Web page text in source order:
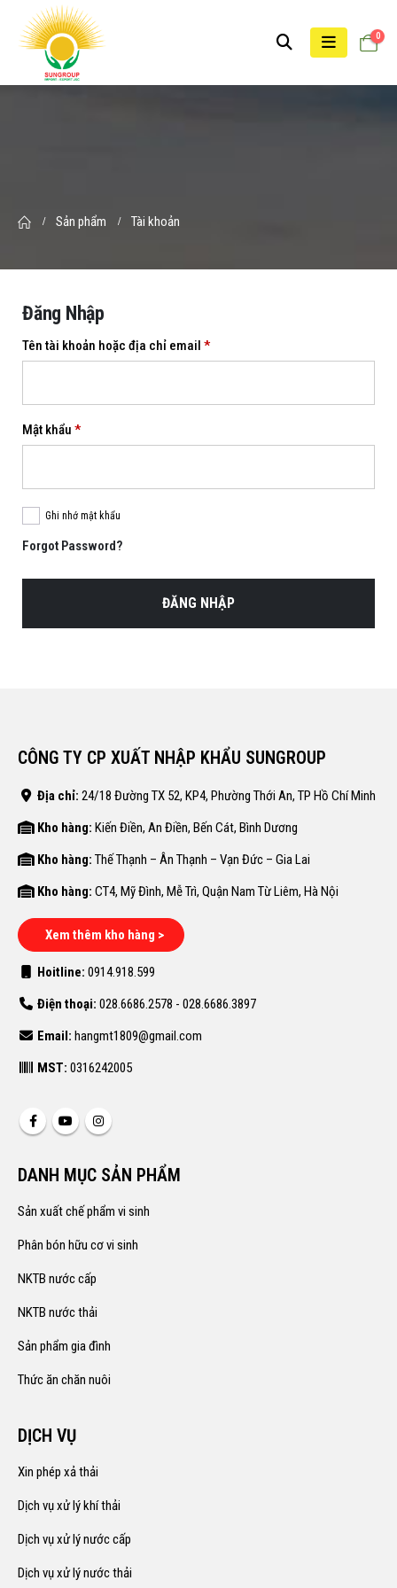
0
Sản phẩm Tài khoản
Đăng Nhập
Tên tài khoản hoặc địa chỉ email *Bắt
Mật khẩu *Bắt
Ghi nhớ mật khẩu
Forgot Password?
ĐĂNG NHẬP
CÔNG TY CP XUẤT NHẬP KHẨU SUNGROUP
Địa chỉ: 24/18 Đường TX 52, KP4, Phường Thới An, TP Hồ Chí Minh
Kho hàng: Kiến Điền, An Điền, Bến Cát, Bình Dương
Kho hàng: Thế Thạnh – Ân Thạnh – Vạn Đức – Gia Lai
Kho hàng: CT4, Mỹ Đình, Mễ Trì, Quận Nam Từ Liêm, Hà Nội
Xem thêm kho hàng >
Hoitline: 0914.918.599
Điện thoại: 028.6686.2578 - 028.6686.3897
Email: hangmt1809@gmail.com
MST: 0316242005
DANH MỤC SẢN PHẨM
Sản xuất chế phẩm vi sinh
Phân bón hữu cơ vi sinh
NKTB nước cấp
NKTB nước thải
Sản phẩm gia đình
Thức ăn chăn nuôi
DỊCH VỤ
Xin phép xả thải
Dịch vụ xử lý khí thải
Dịch vụ xử lý nước cấp
Dịch vụ xử lý nước thải